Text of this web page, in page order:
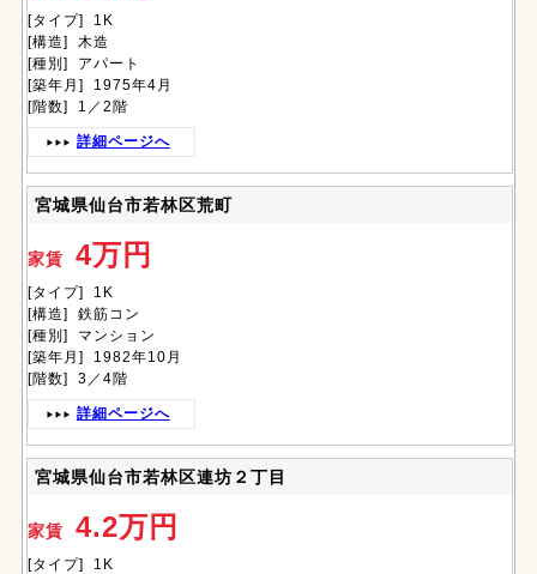
[タイプ] 1K
[構造] 木造
[種別] アパート
[築年月] 1975年4月
[階数] 1／2階
詳細ページへ
宮城県仙台市若林区荒町
家賃 4万円
[タイプ] 1K
[構造] 鉄筋コン
[種別] マンション
[築年月] 1982年10月
[階数] 3／4階
詳細ページへ
宮城県仙台市若林区連坊２丁目
家賃 4.2万円
[タイプ] 1K